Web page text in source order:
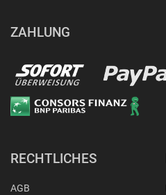
ZAHLUNG
RECHTLICHES
AGB